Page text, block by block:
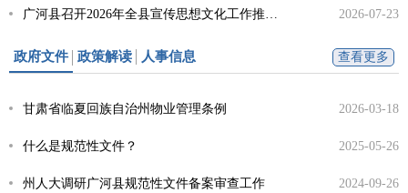
2026-07-23
查看更多
政府文件 政策解读 人事信息
甘肃省临夏回族自治州物业管理条例 2026-03-18
什么是规范性文件？ 2025-05-26
州人大调研广河县规范性文件备案审查工作 2024-09-26